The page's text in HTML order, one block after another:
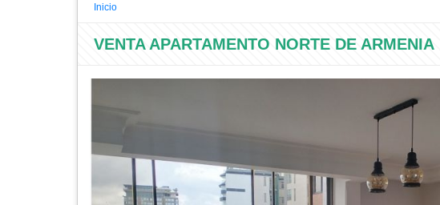
Inicio
VENTA APARTAMENTO NORTE DE ARMENIA